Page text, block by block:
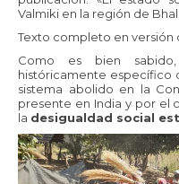
Valmiki en la región de Bhal
Texto completo en versión
Como es bien
históricamente específico
sistema abolido en la
presente en India y por el
la desigualdad social